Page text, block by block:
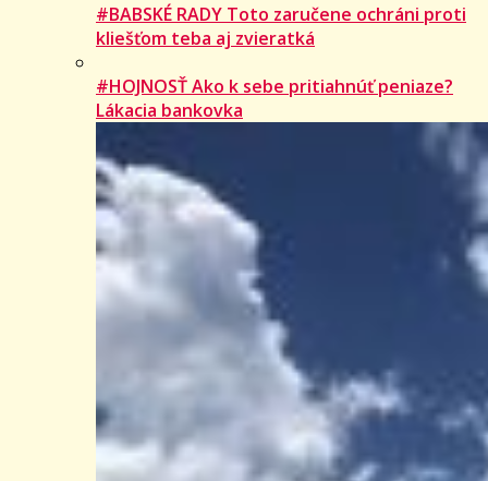
#BABSKÉ RADY Toto zaručene ochráni proti
kliešťom teba aj zvieratká
#HOJNOSŤ Ako k sebe pritiahnúť peniaze?
Lákacia bankovka